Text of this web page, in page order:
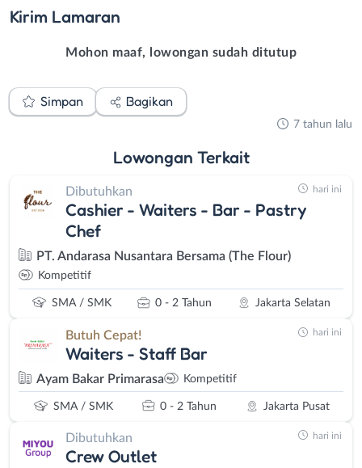
Kirim Lamaran
Mohon maaf, lowongan sudah ditutup
Simpan Bagikan
7 tahun lalu
Lowongan Terkait
Dibutuhkan
Cashier - Waiters - Bar - Pastry
Chef
PT. Andarasa Nusantara Bersama (The Flour)
Kompetitif
SMA / SMK 0 - 2 Tahun Jakarta Selatan
hari ini
Butuh Cepat!
Waiters - Staff Bar
Ayam Bakar Primarasa Kompetitif
SMA / SMK 0 - 2 Tahun Jakarta Pusat
hari ini
Dibutuhkan
Crew Outlet
hari ini